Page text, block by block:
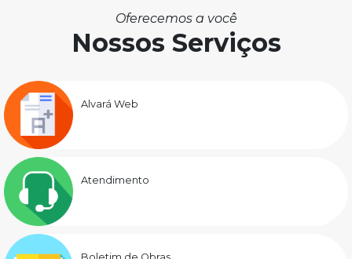
Oferecemos a você
Nossos Serviços
Alvará Web
Atendimento